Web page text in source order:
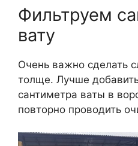
Фильтруем
вату
Очень важно сделать
толще. Лучше
сантиметра ваты в
повторно проводить